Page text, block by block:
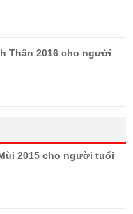
Thân 2016 cho người
2015 cho người tuổi